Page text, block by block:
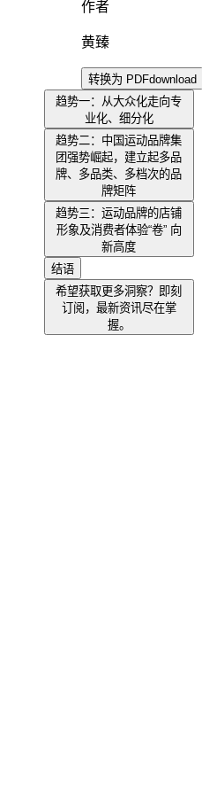
作者
黄臻
转换为 PDFdownload
趋势一：从大众化走向专
业化、细分化
趋势二：中国运动品牌集
团强势崛起，建立起多品
牌、多品类、多档次的品
牌矩阵
趋势三：运动品牌的店铺
形象及消费者体验“卷” 向
新高度
结语
希望获取更多洞察？即刻
订阅，最新资讯尽在掌
握。